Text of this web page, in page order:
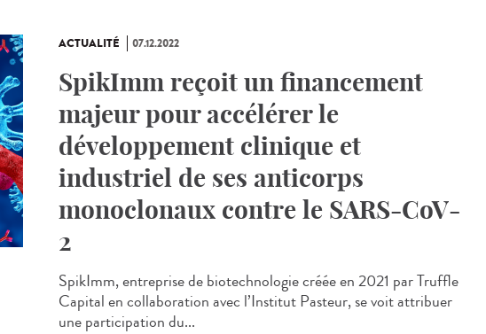
ACTUALITÉ 07.12.2022
SpikImm reçoit un financement
majeur pour accélérer le
développement clinique et
industriel de ses anticorps
monoclonaux contre le SARS-CoV-
2
SpikImm, entreprise de biotechnologie créée en 2021 par Truffle
Capital en collaboration avec l’Institut Pasteur, se voit attribuer
une participation du...